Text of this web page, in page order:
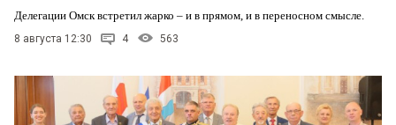
Делегации Омск встретил жарко – и в прямом, и в переносном смысле.
8 августа 12:30 4 563